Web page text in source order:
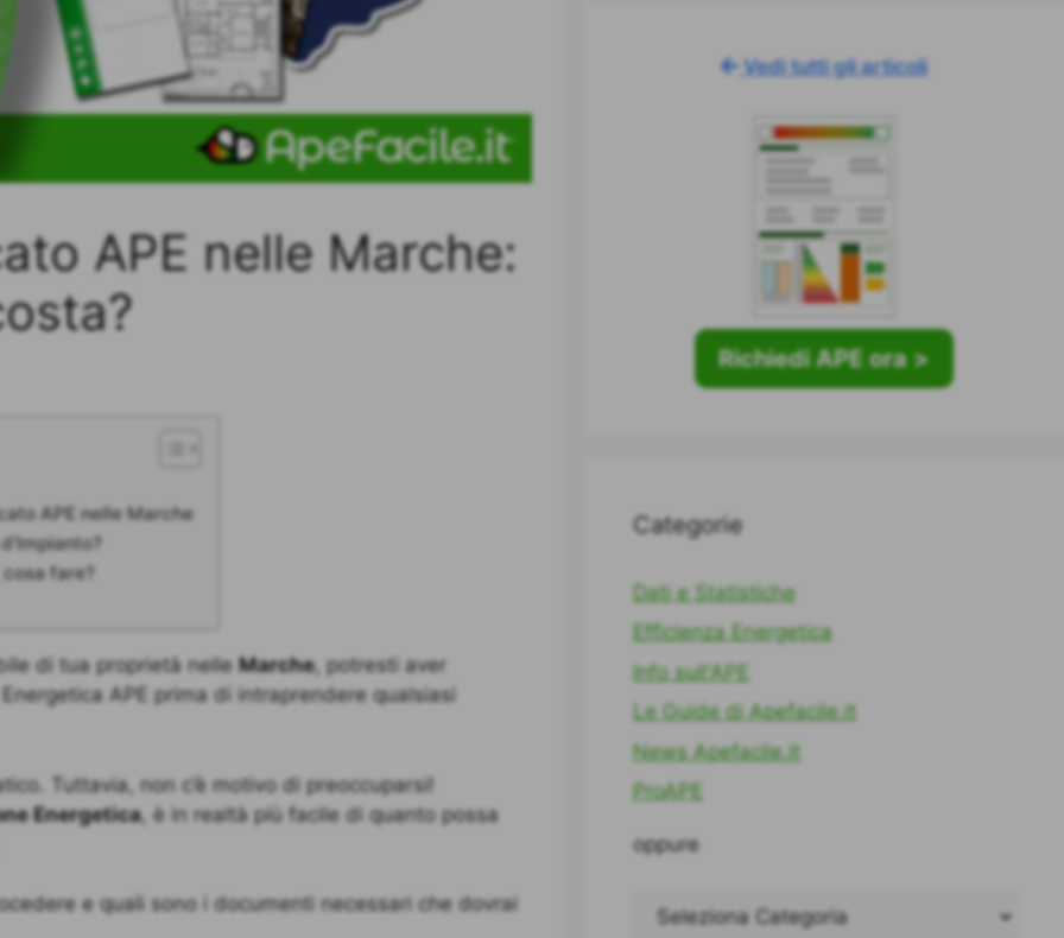
APE nelle Marche:
APE nelle Marche
fare?
di tua proprietà nelle Marche, potresti aver
APE prima di intraprendere qualsiasi
Tuttavia, non c’è motivo di preoccuparsi!
Energetica, è in realtà più facile di quanto possa
e quali sono i documenti necessari che dovrai
Vedi tutti gli articoli
Richiedi APE ora >
Categorie
Dati e Statistiche
Efficienza Energetica
Info sull'APE
Le Guide di Apefacile.it
News Apefacile.it
ProAPE
oppure